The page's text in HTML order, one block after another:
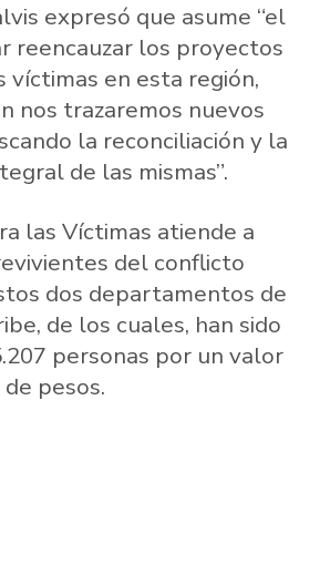
expresó que asume “el
reencauzar los proyectos
víctimas en esta región,
nos trazaremos nuevos
la reconciliación y la
de las mismas”.
las Víctimas atiende a
del conflicto
dos departamentos de
de los cuales, han sido
personas por un valor
pesos.